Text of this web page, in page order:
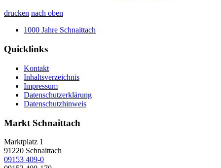
drucken nach oben
1000 Jahre Schnaittach
Quicklinks
Kontakt
Inhaltsverzeichnis
Impressum
Datenschutzerklärung
Datenschutzhinweis
Markt Schnaittach
Marktplatz 1
91220 Schnaittach
09153 409-0